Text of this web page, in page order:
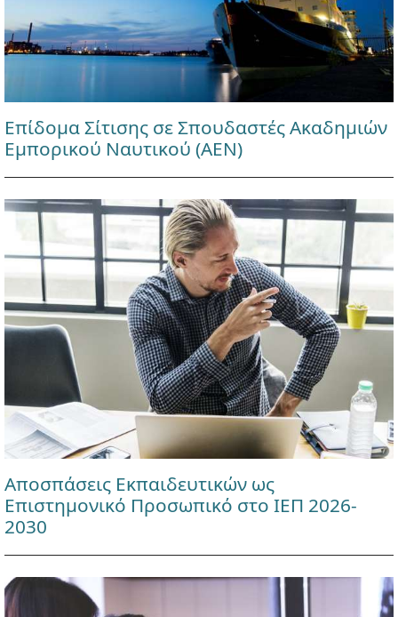
Επίδομα Σίτισης σε Σπουδαστές Ακαδημιών
Εμπορικού Ναυτικού (ΑΕΝ)
Αποσπάσεις Εκπαιδευτικών ως
Επιστημονικό Προσωπικό στο ΙΕΠ 2026-
2030